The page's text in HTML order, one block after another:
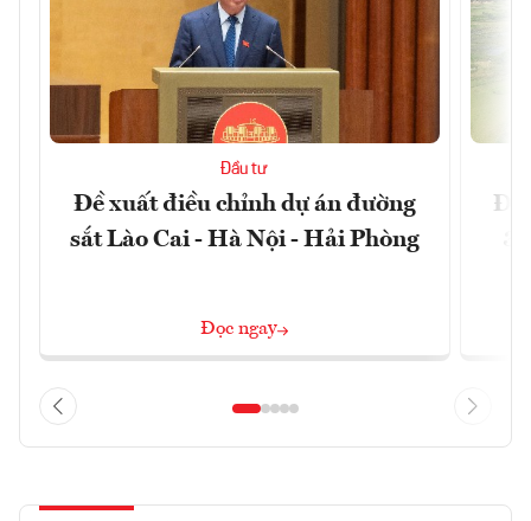
Đầu tư
Đề xuất điều chỉnh dự án đường
sắt Lào Cai - Hà Nội - Hải Phòng
Đọc ngay